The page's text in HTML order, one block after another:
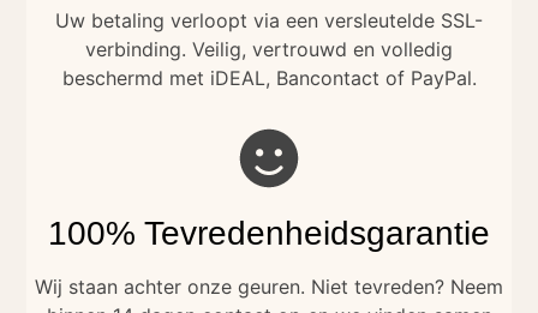
Uw betaling verloopt via een versleutelde SSL-
verbinding. Veilig, vertrouwd en volledig
beschermd met iDEAL, Bancontact of PayPal.
100% Tevredenheidsgarantie
Wij staan achter onze geuren. Niet tevreden? Neem